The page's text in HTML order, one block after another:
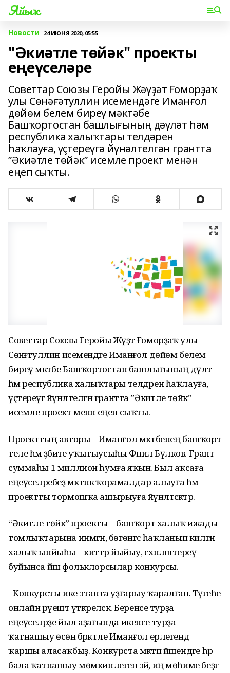
Яйыҡ
Новости 24 ИЮНЯ 2020, 05:55
"Әкиәтле төйәк" проекты
еңеүселәре
Советтар Союзы Геройы Жәүҙәт Ғоморҙаҡ
улы Сөнәғәтуллин исемендәге Иманғол
дөйөм белем биреү мәктәбе
Башҡортостан башлығының дәүләт һәм
республика халыҡтары телдәрен
һаҡлауға, үҫтереүгә йүнәлтелгән грантта
”Әкиәтле төйәк” исемле проект менән
еңеп сыҡты.
Советтар Союзы Геройы Жәүҙәт Ғоморҙаҡ улы
Сөнәғәтуллин исемендәге Иманғол дөйөм белем
биреү мәктәбе Башҡортостан башлығының дәүләт
һәм республика халыҡтары телдәрен һаҡлауға,
үҫтереүгә йүнәлтелгән грантта ”Әкиәтле төйәк”
исемле проект менән еңеп сыҡты.
Проекттың авторы – Иманғол мәктәбенең башҡорт
теле һәм әҙәбиәте уҡытыусыһы Фәнил Бүләков. Грант
суммаһы 1 миллион һумға яҡын. Был аҡсаға
еңеүселәребеҙ мәктәпкә ҡорамалдар алыуға һәм
проектты тормошҡа ашырыуға йүнәлтәсәктәр.
“Әкиәтле төйәк” проекты – башҡорт халыҡ ижады
томлыҡтарына инмәгән, бөгөнгәсә һаҡланып килгән
халыҡ ынйыһы – әкиәттәр йыйыу, сәхнәләштереү
буйынса йәш фольклорсылар конкурсы.
- Конкурсты ике этапта уҙғарыу ҡаралған. Тәүгеһе
онлайн рәүештә үткәреләсәк. Беренсе турҙа
еңеүселәрҙе йыл аҙағында икенсе турҙа
ҡатнашыу өсөн бәрәкәтле Иманғол ерлегендә
ҡаршы аласаҡбыҙ. Конкурста мәктәп йәшендәге һәр
бала ҡатнашыу мөмкинлегенә эйә, иң мөһиме беҙгә